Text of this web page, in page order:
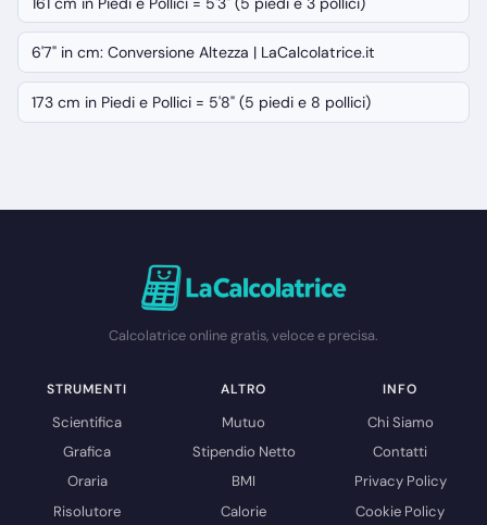
6'7" in cm: Conversione Altezza | LaCalcolatrice.it
173 cm in Piedi e Pollici = 5'8" (5 piedi e 8 pollici)
Calcolatrice online gratis, veloce e precisa.
STRUMENTI
Scientifica
Grafica
Oraria
Risolutore
ALTRO
Mutuo
Stipendio Netto
BMI
Calorie
INFO
Chi Siamo
Contatti
Privacy Policy
Cookie Policy